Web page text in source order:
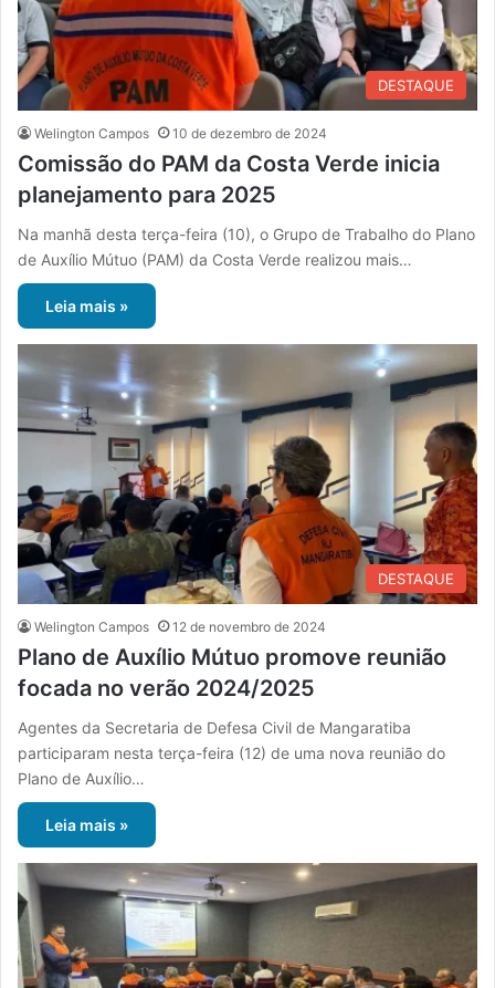
DESTAQUE
Welington Campos 10 de dezembro de 2024
Comissão do PAM da Costa Verde inicia
planejamento para 2025
Na manhã desta terça-feira (10), o Grupo de Trabalho do Plano
de Auxílio Mútuo (PAM) da Costa Verde realizou mais…
Leia mais »
DESTAQUE
Welington Campos 12 de novembro de 2024
Plano de Auxílio Mútuo promove reunião
focada no verão 2024/2025
Agentes da Secretaria de Defesa Civil de Mangaratiba
participaram nesta terça-feira (12) de uma nova reunião do
Plano de Auxílio…
Leia mais »